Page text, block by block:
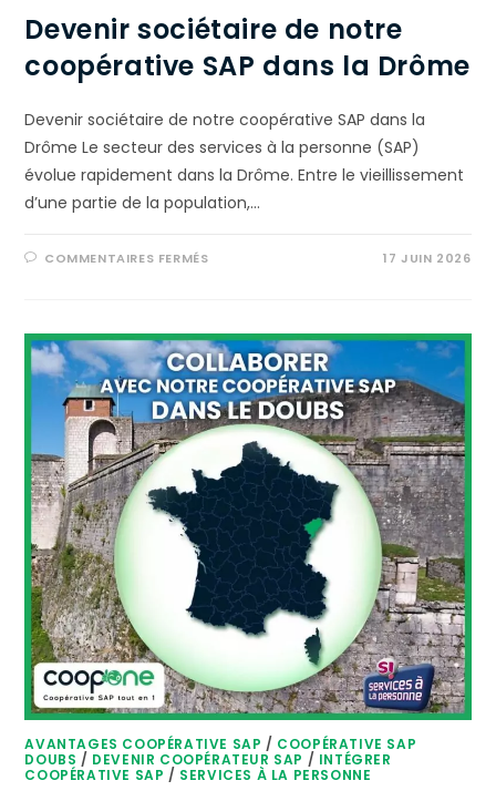
Devenir sociétaire de notre
coopérative SAP dans la Drôme
Devenir sociétaire de notre coopérative SAP dans la
Drôme Le secteur des services à la personne (SAP)
évolue rapidement dans la Drôme. Entre le vieillissement
d’une partie de la population,…
COMMENTAIRES FERMÉS 17 JUIN 2026
AVANTAGES COOPÉRATIVE SAP / COOPÉRATIVE SAP
DOUBS / DEVENIR COOPÉRATEUR SAP / INTÉGRER
COOPÉRATIVE SAP / SERVICES À LA PERSONNE